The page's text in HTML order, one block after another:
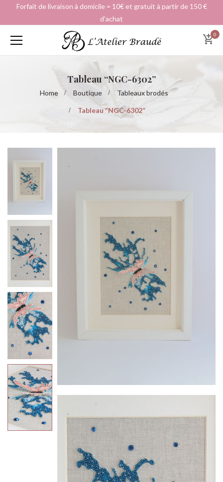
Forfait de livraison à domicile = 10€ et gratuit à partir de 150 €
d'achat
0
Tableau “NGC-6302”
Home Boutique Tableaux brodés
Tableau “NGC-6302”